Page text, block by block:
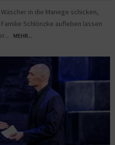
in die Manege schicken,
Schlönzke aufleben lassen
MEHR...